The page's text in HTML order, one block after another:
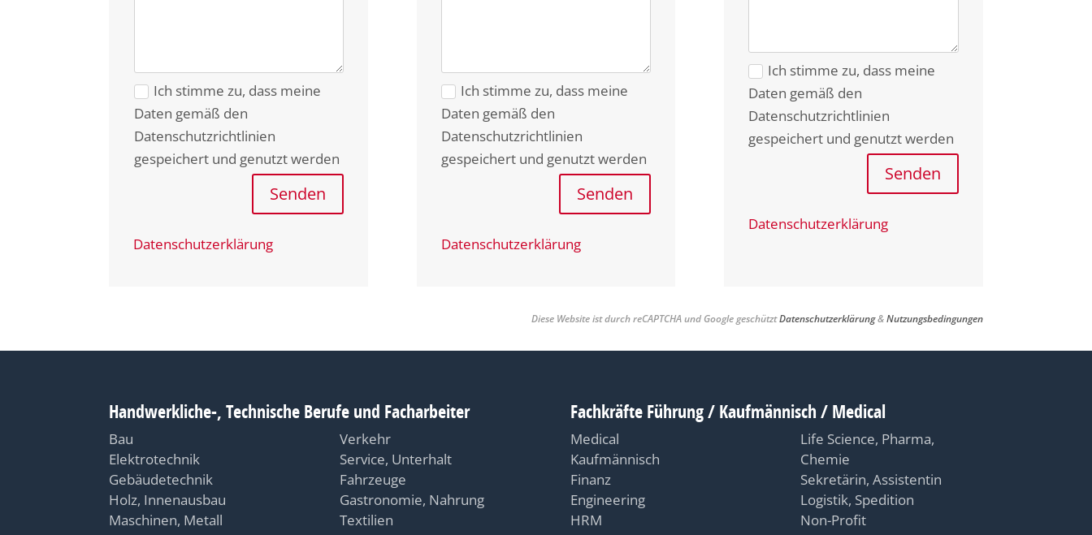
Ich stimme zu, dass meine
Daten gemäß den
Datenschutzrichtlinien
gespeichert und genutzt werden
Senden
Datenschutzerklärung
Ich stimme zu, dass meine
Daten gemäß den
Datenschutzrichtlinien
gespeichert und genutzt werden
Senden
Datenschutzerklärung
Ich stimme zu, dass meine
Daten gemäß den
Datenschutzrichtlinien
gespeichert und genutzt werden
Senden
Datenschutzerklärung
Diese Website ist durch reCAPTCHA und Google geschütztDatenschutzerklärung&Nutzungsbedingungen
Handwerkliche-, Technische Berufe und Facharbeiter
Bau
Elektrotechnik
Gebäudetechnik
Holz, Innenausbau
Maschinen, Metall
Verkehr
Service, Unterhalt
Fahrzeuge
Gastronomie, Nahrung
Textilien
Fachkräfte Führung / Kaufmännisch / Medical
Medical
Kaufmännisch
Finanz
Engineering
HRM
Life Science, Pharma,
Chemie
Sekretärin, Assistentin
Logistik, Spedition
Non-Profit